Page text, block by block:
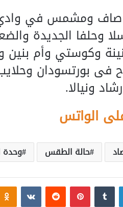
ومشمس في وادي
وحلفا الجديدة
وكوستي وأم بنين
فى بورتسودان
ونيالا.
الواتس
حالة الطقس وحدة
لينكدإن بينتيريست